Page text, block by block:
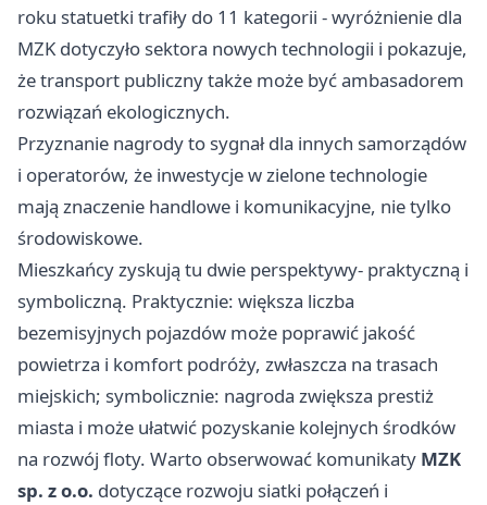
roku statuetki trafiły do 11 kategorii - wyróżnienie dla
MZK dotyczyło sektora nowych technologii i pokazuje,
że transport publiczny także może być ambasadorem
rozwiązań ekologicznych.
Przyznanie nagrody to sygnał dla innych samorządów
i operatorów, że inwestycje w zielone technologie
mają znaczenie handlowe i komunikacyjne, nie tylko
środowiskowe.
Mieszkańcy zyskują tu dwie perspektywy- praktyczną i
symboliczną. Praktycznie: większa liczba
bezemisyjnych pojazdów może poprawić jakość
powietrza i komfort podróży, zwłaszcza na trasach
miejskich; symbolicznie: nagroda zwiększa prestiż
miasta i może ułatwić pozyskanie kolejnych środków
na rozwój floty. Warto obserwować komunikaty MZK
sp. z o.o. dotyczące rozwoju siatki połączeń i